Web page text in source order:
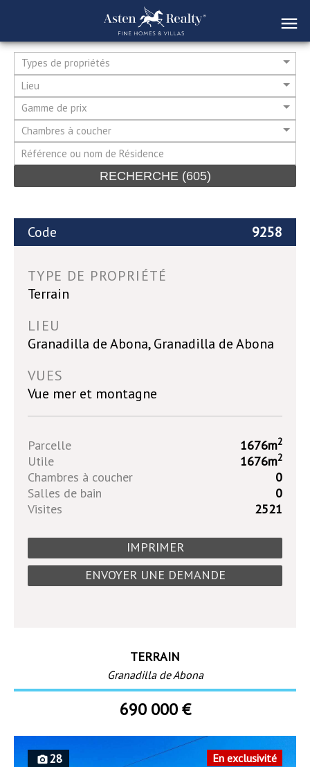
Types de propriétés
Lieu
Gamme de prix
Chambres à coucher
RECHERCHE (605)
Code 9258
TYPE DE PROPRIÉTÉ
Terrain
LIEU
Granadilla de Abona, Granadilla de Abona
VUES
Vue mer et montagne
Parcelle 1676m2
Utile 1676m2
Chambres à coucher
0
Salles de bain
0
Visites
2521
IMPRIMER
ENVOYER UNE DEMANDE
TERRAIN
Granadilla de Abona
690 000 €
28 En exclusivité